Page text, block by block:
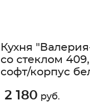
Кухня
со стеклом
софт/корпус
2 180 руб.